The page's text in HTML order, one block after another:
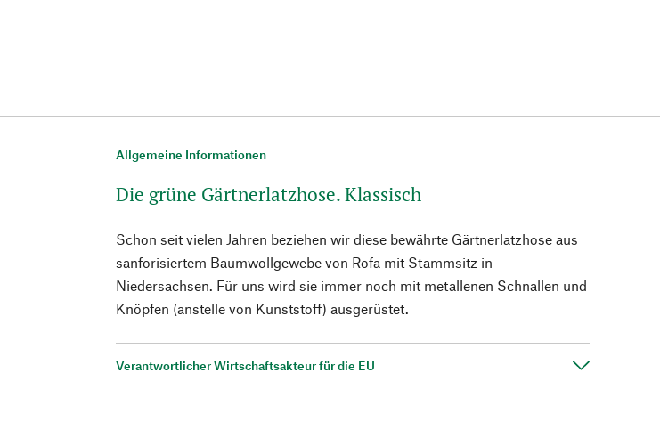
Allgemeine Informationen
Die grüne Gärtnerlatzhose. Klassisch
Schon seit vielen Jahren beziehen wir diese bewährte Gärtnerlatzhose aus
sanforisiertem Baumwollgewebe von Rofa mit Stammsitz in
Niedersachsen. Für uns wird sie immer noch mit metallenen Schnallen und
Knöpfen (anstelle von Kunststoff) ausgerüstet.
Verantwortlicher Wirtschaftsakteur für die EU